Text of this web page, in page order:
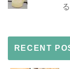
RECENT